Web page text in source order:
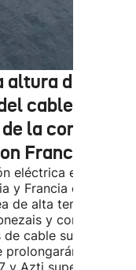
altura de
cable
la conexión
Francia
eléctrica entre el
y Francia está más
de alta tensión unirá
y contará con
cable submarino.
hasta
y Azti supervisará la